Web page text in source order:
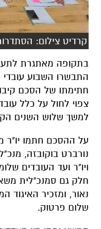
בתקופה מאתגרת
התבשרו השבוע
חתימתו של הסכם
למשך שלוש השנים
על ההסכם חתמו יו"ר
נורברט בוקובזה,
ויו"ר ועד העובדים
נאור, ומזכיר האיגוד
שלום פרטוק.
המשא ומתן בין
וזאת בעיצומה של
למרות האתגרים,